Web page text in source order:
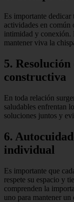
Es importante dedicar
actividades en común
intimidad y conexión.
mantener viva la
5.
constructiva
En toda relación
saludables enfrentan
soluciones juntos y
6.
individual
Es importante que
respete su espacio y
comprenden la
uno para mantener